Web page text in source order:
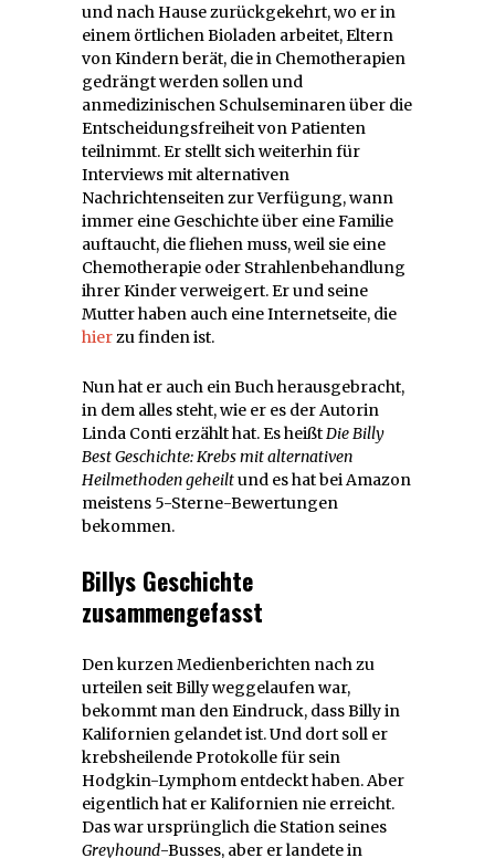
und nach Hause zurückgekehrt, wo er in
einem örtlichen Bioladen arbeitet, Eltern
von Kindern berät, die in Chemotherapien
gedrängt werden sollen und
anmedizinischen Schulseminaren über die
Entscheidungsfreiheit von Patienten
teilnimmt. Er stellt sich weiterhin für
Interviews mit alternativen
Nachrichtenseiten zur Verfügung, wann
immer eine Geschichte über eine Familie
auftaucht, die fliehen muss, weil sie eine
Chemotherapie oder Strahlenbehandlung
ihrer Kinder verweigert. Er und seine
Mutter haben auch eine Internetseite, die
hierzu finden ist.
Nun hat er auch ein Buch herausgebracht,
in dem alles steht, wie er es der Autorin
Linda Conti erzählt hat. Es heißtDie Billy
Best Geschichte: Krebs mit alternativen
Heilmethoden geheiltund es hat bei Amazon
meistens 5-Sterne-Bewertungen
bekommen.
Billys Geschichte
zusammengefasst
Den kurzen Medienberichten nach zu
urteilen seit Billy weggelaufen war,
bekommt man den Eindruck, dass Billy in
Kalifornien gelandet ist. Und dort soll er
krebsheilende Protokolle für sein
Hodgkin-Lymphom entdeckt haben. Aber
eigentlich hat er Kalifornien nie erreicht.
Das war ursprünglich die Station seines
Greyhound-Busses, aber er landete in